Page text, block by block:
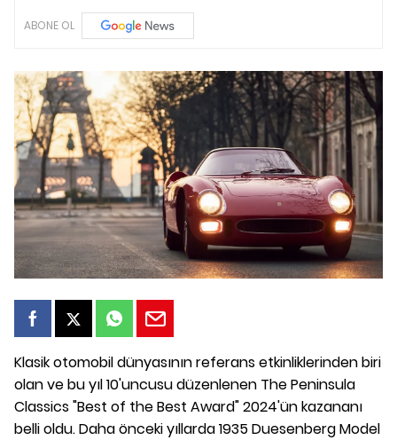
ABONE OL
Klasik otomobil dünyasının referans etkinliklerinden biri
olan ve bu yıl 10'uncusu düzenlenen The Peninsula
Classics "Best of the Best Award" 2024'ün kazananı
belli oldu. Daha önceki yıllarda 1935 Duesenberg Model